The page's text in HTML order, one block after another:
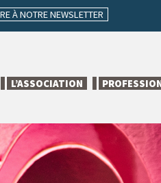
À NOTRE NEWSLETTER
L’ASSOCIATION